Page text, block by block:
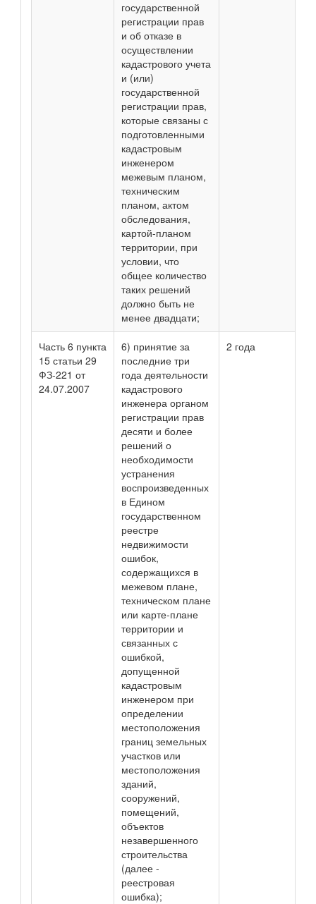
государственной
регистрации прав
и об отказе в
осуществлении
кадастрового учета
и (или)
государственной
регистрации прав,
которые связаны с
подготовленными
кадастровым
инженером
межевым планом,
техническим
планом, актом
обследования,
картой-планом
территории, при
условии, что
общее количество
таких решений
должно быть не
менее двадцати;
Часть 6 пункта
15 статьи 29
ФЗ-221 от
24.07.2007
6) принятие за
последние три
года деятельности
кадастрового
инженера органом
регистрации прав
десяти и более
решений о
необходимости
устранения
воспроизведенных
в Едином
государственном
реестре
недвижимости
ошибок,
содержащихся в
межевом плане,
техническом плане
или карте-плане
территории и
связанных с
ошибкой,
допущенной
кадастровым
инженером при
определении
местоположения
границ земельных
участков или
местоположения
зданий,
сооружений,
помещений,
объектов
незавершенного
строительства
(далее -
реестровая
ошибка);
2 года